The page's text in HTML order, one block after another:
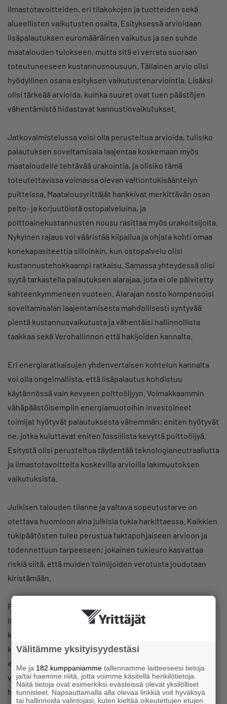
ilmastotavoitteiden, eri tilakokojen ja tuotteiden sekä
alueellisten vaikutusten osalta. Esityksessä arvioidaan
lisäpalautuksen euromääräinen vaikutus ja sen suhde
maatalouden tulokseen, mutta sitä ei verrata suoraan
toteutuneeseen kustannusnousuun. Tällainen arvio olisi
hyödyllinen osana esityksen vaikutustenarviointia. Lisäksi
olisi tärkeää arvioida, kuinka suuret ovat tuen päästöjen
vähentämistä hidastavat kannustinvaikutukset.
Jatkovalmistelussa voisi olla perusteltua arvioida, tulisiko
palautuksen soveltamisala laajentaa koskemaan myös
maataloudelle tehtävää urakointia, ja olisiko tämä
toteutettavissa voimassa olevan valtiontukisääntelyn
puitteissa. Maatalousyrittäjät hankkivat merkittävän osan
pelto- ja korjuutöistä ostopalveluina, ja
polttoainekustannusten nousu rasittaa myös urakoitsijoita.
Nykyinen rajaus voi vääristää kilpailua ja ohjata kohti omaa
konekapasiteettia silloinkin, kun ostopalvelu olisi
kustannustehokkaampi ratkaisu. Samassa yhteydessä olisi
syytä tarkastella palautuksen alarajaa, jota ei ole päivitetty
kahteenkymmeneen vuoteen. Alarajan nosto kompensoisi
soveltamisalan laajentamisesta mahdollisesti syntyvää
pientä kustannusvaikutusta ja vähentäisi hallinnollista
taakkaa sekä Verohallinnon että hakijoiden kannalta.
Eri energiaratkaisujen yhdenvertaisen kohtelun kannalta
voi olla ongelmallista, että lisäpalautus kohdistuu
käytännössä vain kevyeen polttoöljyyn. Voimakkaammin
vähäpäästöisempiin energiamuotoihin investoineet
toimijat hyötyvät palautuksesta vähemmän; eniten hyötyvät
ne, jotka kuluttavat eniten fossiilista kevyttä polttoöljyä.
Esitystä olisi perusteltua täydentää teknologianeutraaliutta
ja ilmastotavoitteita koskevilla arvioilla lakimuutoksen
vaikutuksista.
Julkisen talouden tilanne ja valtava sopeutustarve on
otettava huomioon aina julkisia tukia harkittaessa. Kaikkien
tukipäätösten tulee perustua faktapohjaiseen arvioon ja
todennettuun tarpeeseen; jokainen tukieuro kasvattaa
riskiä siitä, että muiden toimijoiden verotusta joudutaan
kiristämään.
Pidemmällä aikavälillä fossiilisten polttoaineiden käyttöön
liittyviä verotukia tulee vähentää. Myös kriisien takia
käyttöönotettavat väliaikaiset tukitoimet tulisi jatkossa
kytkeä fossiilienergiasta irtautumista pitkäjänteisesti
edistäviin ratkaisuihin. Fossiilisten polttoaineiden käytön
vähentäminen tukee myös Suomen omavaraisuutta ja
huoltovarmuutta vähentämällä riippuvuutta kolmansista
Välitämme yksityisyydestäsi
Me ja 182 kumppaniamme tallennamme laitteeseesi tietoja
ja/tai haemme niitä, jotta voimme käsitellä henkilötietoja.
Näitä tietoja ovat esimerkiksi evästeissä olevat yksilölliset
tunnisteet. Napsauttamalla alla olevaa linkkiä voit hyväksyä
tai hallinnoida valintojasi, kuten kieltää oikeutettujen etujen